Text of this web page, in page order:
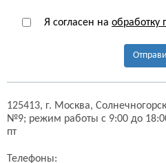
Я согласен на обработку
125413, г. Москва,
№9; режим работы с 9:00 до
пт
Телефоны: